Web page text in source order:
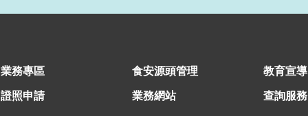
業務專區 食安源頭管理 教育宣導
證照申請 業務網站 查詢服務